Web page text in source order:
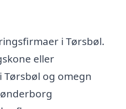
i Tørsbøl.
eller
og omegn